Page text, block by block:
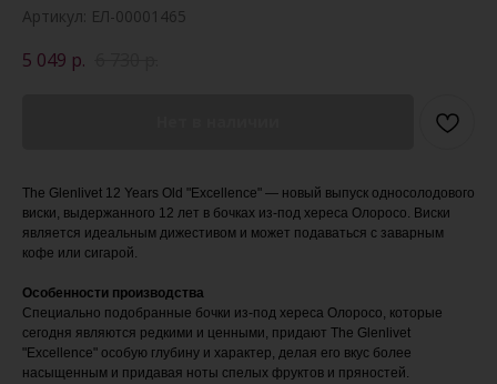
Артикул: ЕЛ-00001465
5 049 р.
The Glenlivet 12 Years Old "Excellence" — новый выпуск односолодового
виски, выдержанного 12 лет в бочках из-под хереса Олоросо. Виски
является идеальным дижестивом и может подаваться с заварным
кофе или сигарой.
Особенности производства
Специально подобранные бочки из-под хереса Олоросо, которые
сегодня являются редкими и ценными, придают The Glenlivet
"Excellence" особую глубину и характер, делая его вкус более
насыщенным и придавая ноты спелых фруктов и пряностей.